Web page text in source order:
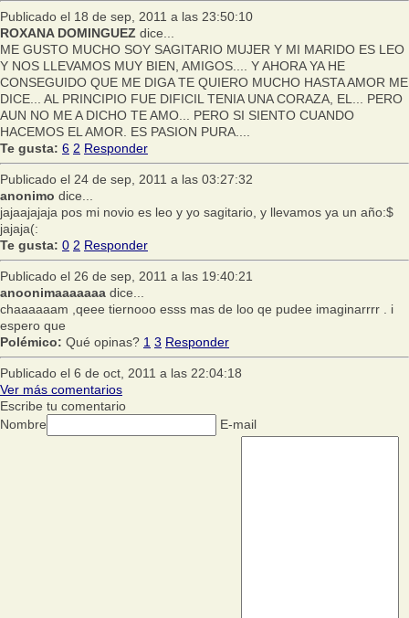
Publicado el 18 de sep, 2011 a las 23:50:10
ROXANA DOMINGUEZ dice...
ME GUSTO MUCHO SOY SAGITARIO MUJER Y MI MARIDO ES LEO
Y NOS LLEVAMOS MUY BIEN, AMIGOS.... Y AHORA YA HE
CONSEGUIDO QUE ME DIGA TE QUIERO MUCHO HASTA AMOR ME
DICE... AL PRINCIPIO FUE DIFICIL TENIA UNA CORAZA, EL... PERO
AUN NO ME A DICHO TE AMO... PERO SI SIENTO CUANDO
HACEMOS EL AMOR. ES PASION PURA....
Te gusta: 6 2 Responder
Publicado el 24 de sep, 2011 a las 03:27:32
anonimo dice...
jajaajajaja pos mi novio es leo y yo sagitario, y llevamos ya un año:$
jajaja(:
Te gusta: 0 2 Responder
Publicado el 26 de sep, 2011 a las 19:40:21
anoonimaaaaaaa dice...
chaaaaaam ,qeee tiernooo esss mas de loo qe pudee imaginarrrr . i
espero que
Polémico: Qué opinas? 1 3 Responder
Publicado el 6 de oct, 2011 a las 22:04:18
Ver más comentarios
Escribe tu comentario
Nombre
E-mail